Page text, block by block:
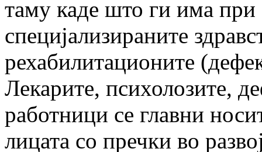
таму каде што ги има при
специјализираните
рехабилитационите
Лекарите, психолозите,
работници се главни
лицата со пречки во